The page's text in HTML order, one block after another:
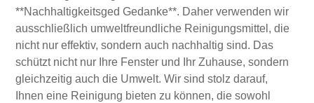
**Nachhaltigkeitsged Gedanke**. Daher verwenden wir
ausschließlich umweltfreundliche Reinigungsmittel, die
nicht nur effektiv, sondern auch nachhaltig sind. Das
schützt nicht nur Ihre Fenster und Ihr Zuhause, sondern
gleichzeitig auch die Umwelt. Wir sind stolz darauf,
Ihnen eine Reinigung bieten zu können, die sowohl